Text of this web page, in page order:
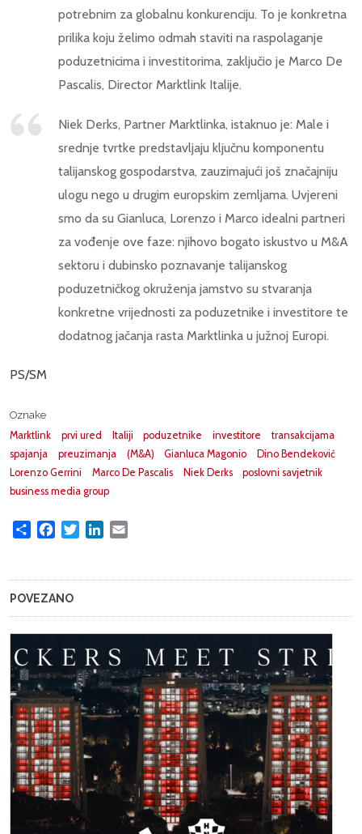
potrebnim za globalnu konkurenciju. To je konkretna
prilika koju želimo odmah staviti na raspolaganje
poduzetnicima i investitorima, zaključio je Marco De
Pascalis, Director Marktlink Italije.
Niek Derks, Partner Marktlinka, istaknuo je: Male i
srednje tvrtke predstavljaju ključnu komponentu
talijanskog gospodarstva, zauzimajući još značajniju
ulogu nego u drugim europskim zemljama. Uvjereni
smo da su Gianluca, Lorenzo i Marco idealni partneri
za vođenje ove faze: njihovo bogato iskustvo u M&A
sektoru i dubinsko poznavanje talijanskog
poduzetničkog okruženja jamstvo su stvaranja
konkretne vrijednosti za poduzetnike i investitore te
dodatnog jačanja rasta Marktlinka u južnoj Europi.
PS/SM
Oznake
Marktlink
prvi ured Italiji poduzetnike investitore
transakcijama
spajanja
preuzimanja (M&A) Gianluca Magonio
Dino Bendeković
Lorenzo Gerrini
Marco De Pascalis Niek Derks
poslovni savjetnik
business media group
Share FacebookTwitterLinkedIn
POVEZANO